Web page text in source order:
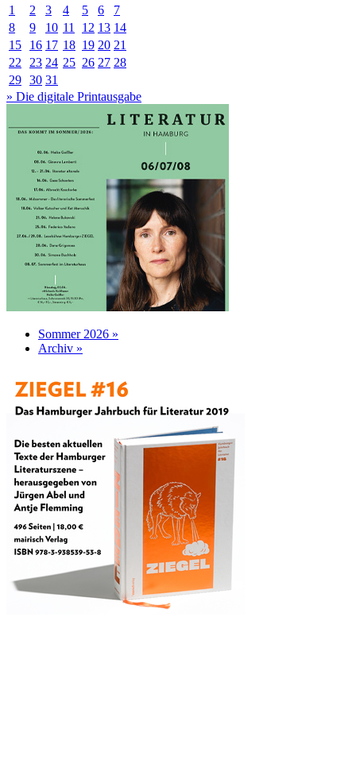
1
2 3 4 5 6
7
8
9 10 11 12 13 14
15
16 17 18 19 20 21
22
23 24 25 26 27 28
29 30 31
» Die digitale Printausgabe
Sommer 2026 »
Archiv »